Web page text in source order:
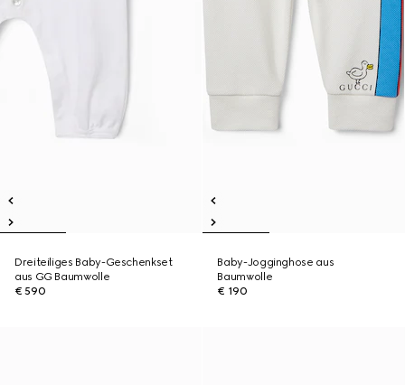
Dreiteiliges Baby-Geschenkset
aus GG Baumwolle
€ 590
Baby-Jogginghose aus
Baumwolle
€ 190